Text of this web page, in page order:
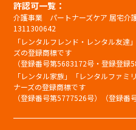
許認可一覧：
介護事業 パートナーズケア 居宅
1311300642
「レンタルフレンド・レンタル友
ズの登録商標です
（登録番号第5683172号・登録登録
「レンタル家族」「レンタルファ
ナーズの登録商標です
（登録番号第5777526号）（登録番